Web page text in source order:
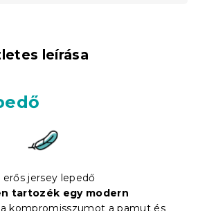
leírása
jersey lepedő
tartozék egy modern
a kompromisszumot a pamut és